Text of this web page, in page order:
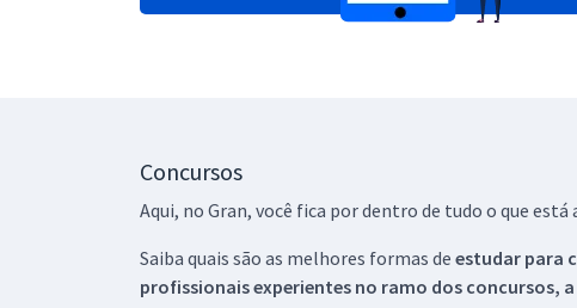
Concursos
Aqui, no Gran, você fica por dentro de tudo o que
Saiba quais são as melhores formas de estudar para
profissionais experientes no ramo dos concursos,